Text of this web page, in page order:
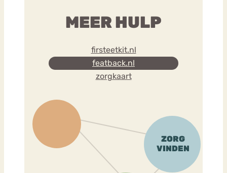
MEER HULP
firsteetkit.nl
featback.nl
zorgkaart